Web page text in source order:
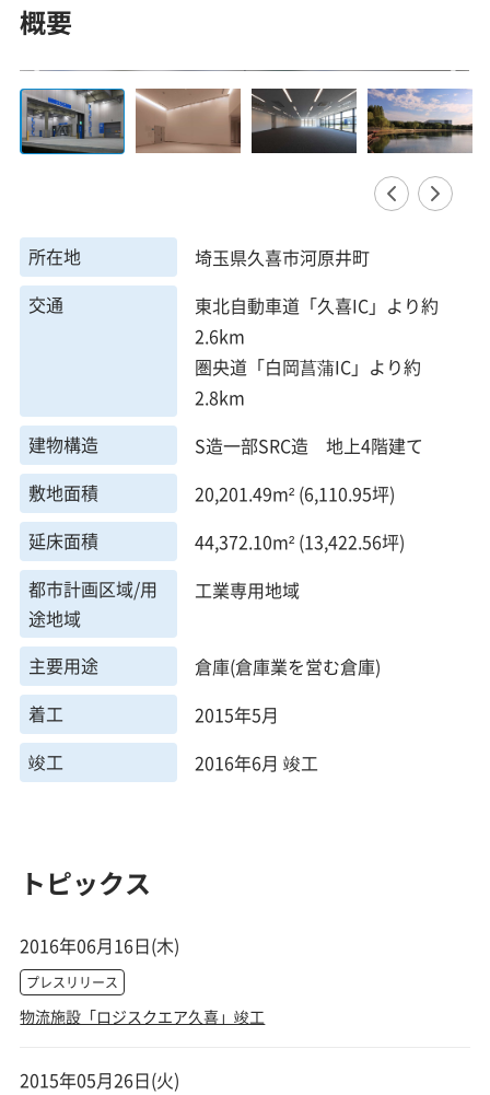
概要
所在地
埼玉県久喜市河原井町
交通
東北自動車道「久喜IC」より約
2.6km
圏央道「白岡菖蒲IC」より約
2.8km
建物構造
S造一部SRC造 地上4階建て
敷地面積
20,201.49m² (6,110.95坪)
延床面積
44,372.10m² (13,422.56坪)
都市計画区域/用
途地域
工業専用地域
主要用途
倉庫(倉庫業を営む倉庫)
着工
2015年5月
竣工
2016年6月 竣工
トピックス
プレスリリース
物流施設「ロジスクエア久喜」竣工
2016年06月16日(木)
2015年05月26日(火)